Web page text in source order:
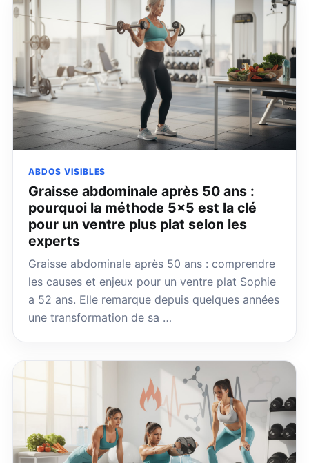
ABDOS VISIBLES
Graisse abdominale après 50 ans :
pourquoi la méthode 5×5 est la clé
pour un ventre plus plat selon les
experts
Graisse abdominale après 50 ans : comprendre
les causes et enjeux pour un ventre plat Sophie
a 52 ans. Elle remarque depuis quelques années
une transformation de sa …